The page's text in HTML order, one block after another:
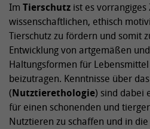
Im Tierschutz ist es vorrangiges
wissenschaftlichen, ethisch
Tierschutz zu fördern und somit
Entwicklung von artgemäßen
Haltungsformen für
beizutragen. Kenntnisse über
(Nutztierethologie) sind dabei
für einen schonenden und
Nutztieren zu schaffen und in